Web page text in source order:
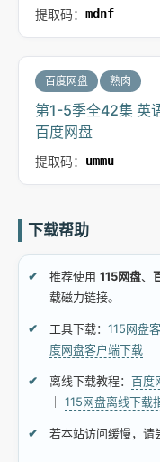
提取码： mdnf
百度网盘 熟肉
第1-5季全42集 英
百度网盘
提取码： ummu
下载帮助
推荐使用 115网盘、
载磁力链接。
工具下载： 115网盘
度网盘客户端下载
离线下载教程： 百度
115网盘离线下载
若本站访问缓慢，请